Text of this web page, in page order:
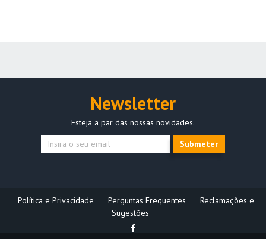
Newsletter
Esteja a par das nossas novidades.
Submeter
Política e Privacidade Perguntas Frequentes
Reclamações e
Sugestões